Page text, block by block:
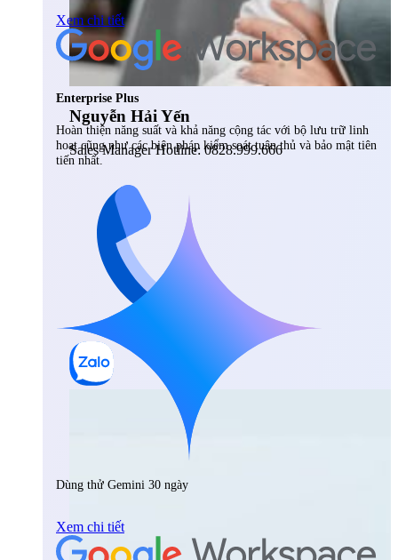
Nguyễn Hải Yến
Sales Manager Hotline: 0828.999.666
Xem chi tiết
Enterprise Plus
Hoàn thiện năng suất và khả năng cộng tác với bộ lưu trữ linh
hoạt cũng như các biện pháp kiểm soát tuân thủ và bảo mật tiên
tiến nhất.
Dùng thử Gemini 30 ngày
Xem chi tiết